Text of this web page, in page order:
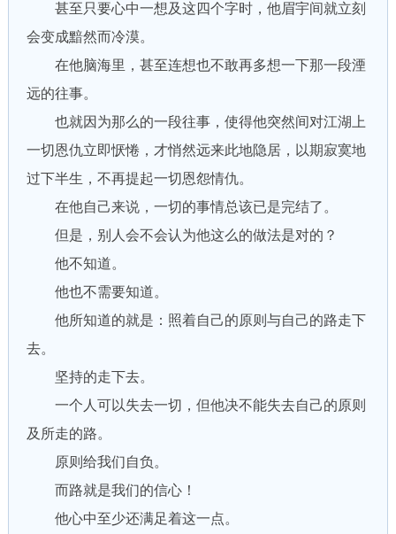
甚至只要心中一想及这四个字时，他眉宇间就立刻
会变成黯然而冷漠。
在他脑海里，甚至连想也不敢再多想一下那一段湮
远的往事。
也就因为那么的一段往事，使得他突然间对江湖上
一切恩仇立即恹惓，才悄然远来此地隐居，以期寂寞地
过下半生，不再提起一切恩怨情仇。
在他自己来说，一切的事情总该已是完结了。
但是，别人会不会认为他这么的做法是对的？
他不知道。
他也不需要知道。
他所知道的就是：照着自己的原则与自己的路走下
去。
坚持的走下去。
一个人可以失去一切，但他决不能失去自己的原则
及所走的路。
原则给我们自负。
而路就是我们的信心！
他心中至少还满足着这一点。